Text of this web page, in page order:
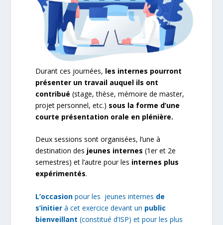
Durant ces journées, les internes pourront
présenter un travail auquel ils ont
contribué(stage, thèse, mémoire de master,
projet personnel, etc.) sous la forme d’une
courte présentation orale en plénière.
Deux sessions sont organisées, l’une à
destination des jeunes internes(1er et 2e
semestres) et l’autre pour les internes plus
expérimentés.
L’occasion pour les jeunes internes de
s’initier à cet exercice devant un public
bienveillant (constitué d’ISP) et pour les plus